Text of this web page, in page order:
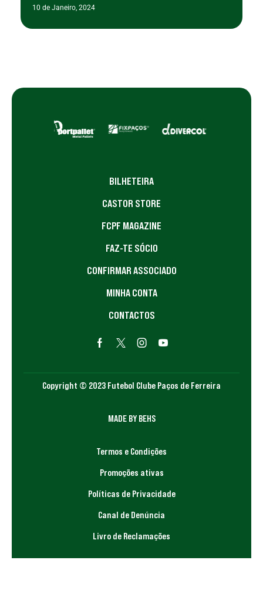
10 de Janeiro, 2024
BILHETEIRA
CASTOR STORE
FCPF MAGAZINE
FAZ-TE SÓCIO
CONFIRMAR ASSOCIADO
MINHA CONTA
CONTACTOS
Copyright © 2023 Futebol Clube Paços de Ferreira
MADE BY BEHS
Termos e Condições
Promoções ativas
Políticas de Privacidade
Canal de Denúncia
Livro de Reclamações